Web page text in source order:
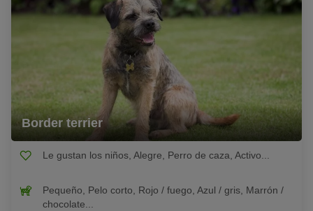
Border terrier
Le gustan los niños, Alegre, Perro de caza, Activo...
Pequeño, Pelo corto, Rojo / fuego, Azul / gris, Marrón /
chocolate...